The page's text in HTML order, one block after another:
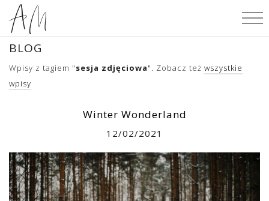
BLOG
Wpisy z tagiem "sesja zdjęciowa". Zobacz też wszystkie
wpisy
Winter Wonderland
12/02/2021